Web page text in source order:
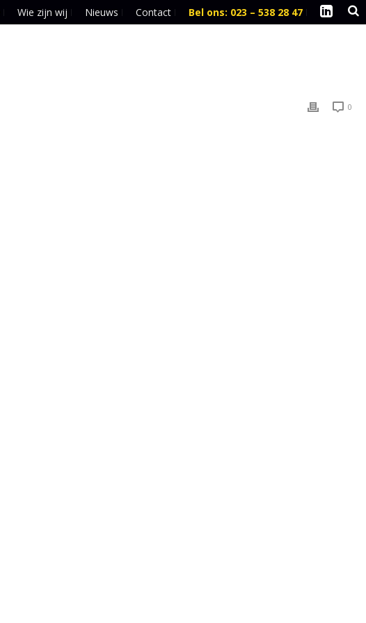
Wie zijn wij Nieuws Contact Bel ons: 023 – 538 28 47
0